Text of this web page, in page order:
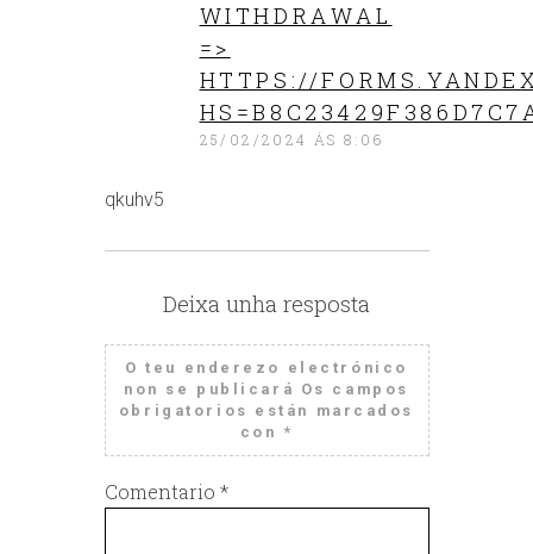
WITHDRАWАL
=>
HTTPS://
25/02/2024 ÁS 8:06
qkuhv5
Deixa unha resposta
O teu enderezo electrónico
non se publicará Os campos
obrigatorios están marcados
con *
Comentario *